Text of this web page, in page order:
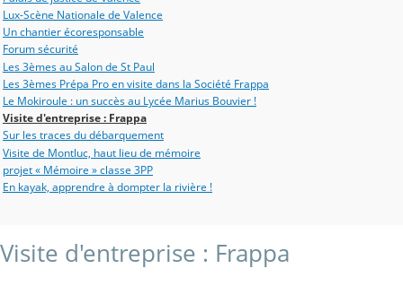
Lux-Scène Nationale de Valence
Un chantier écoresponsable
Forum sécurité
Les 3èmes au Salon de St Paul
Les 3èmes Prépa Pro en visite dans la Société Frappa
Le Mokiroule : un succès au Lycée Marius Bouvier !
Visite d'entreprise : Frappa
Sur les traces du débarquement
Visite de Montluc, haut lieu de mémoire
projet « Mémoire » classe 3PP
En kayak, apprendre à dompter la rivière !
Visite d'entreprise : Frappa